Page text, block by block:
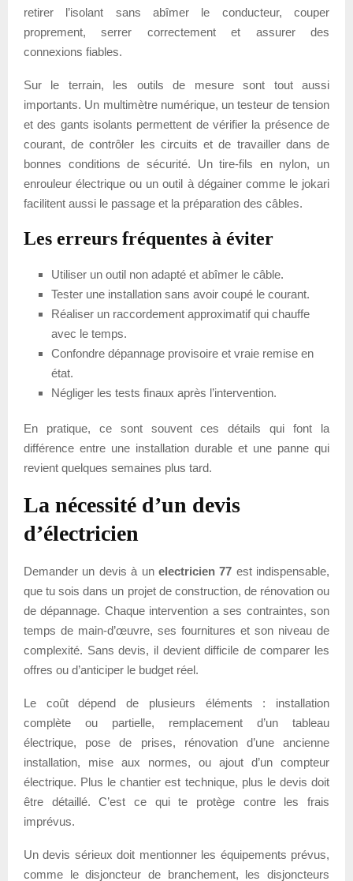
retirer l’isolant sans abîmer le conducteur, couper
proprement, serrer correctement et assurer des
connexions fiables.
Sur le terrain, les outils de mesure sont tout aussi
importants. Un multimètre numérique, un testeur de tension
et des gants isolants permettent de vérifier la présence de
courant, de contrôler les circuits et de travailler dans de
bonnes conditions de sécurité. Un tire-fils en nylon, un
enrouleur électrique ou un outil à dégainer comme le jokari
facilitent aussi le passage et la préparation des câbles.
Les erreurs fréquentes à éviter
Utiliser un outil non adapté et abîmer le câble.
Tester une installation sans avoir coupé le courant.
Réaliser un raccordement approximatif qui chauffe
avec le temps.
Confondre dépannage provisoire et vraie remise en
état.
Négliger les tests finaux après l’intervention.
En pratique, ce sont souvent ces détails qui font la
différence entre une installation durable et une panne qui
revient quelques semaines plus tard.
La nécessité d’un devis
d’électricien
Demander un devis à un electricien 77 est indispensable,
que tu sois dans un projet de construction, de rénovation ou
de dépannage. Chaque intervention a ses contraintes, son
temps de main-d’œuvre, ses fournitures et son niveau de
complexité. Sans devis, il devient difficile de comparer les
offres ou d’anticiper le budget réel.
Le coût dépend de plusieurs éléments : installation
complète ou partielle, remplacement d’un tableau
électrique, pose de prises, rénovation d’une ancienne
installation, mise aux normes, ou ajout d’un compteur
électrique. Plus le chantier est technique, plus le devis doit
être détaillé. C’est ce qui te protège contre les frais
imprévus.
Un devis sérieux doit mentionner les équipements prévus,
comme le disjoncteur de branchement, les disjoncteurs